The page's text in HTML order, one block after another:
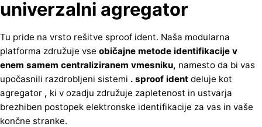
univerzalni agregator
Tu pride na vrsto rešitve sproof ident. Naša modularna
platforma združuje vse običajne metode identifikacije v
enem samem centraliziranem vmesniku, namesto da bi vas
upočasnili razdrobljeni sistemi . sproof ident deluje kot
agregator , ki v ozadju združuje zapletenost in ustvarja
brezhiben postopek elektronske identifikacije za vas in vaše
končne stranke.